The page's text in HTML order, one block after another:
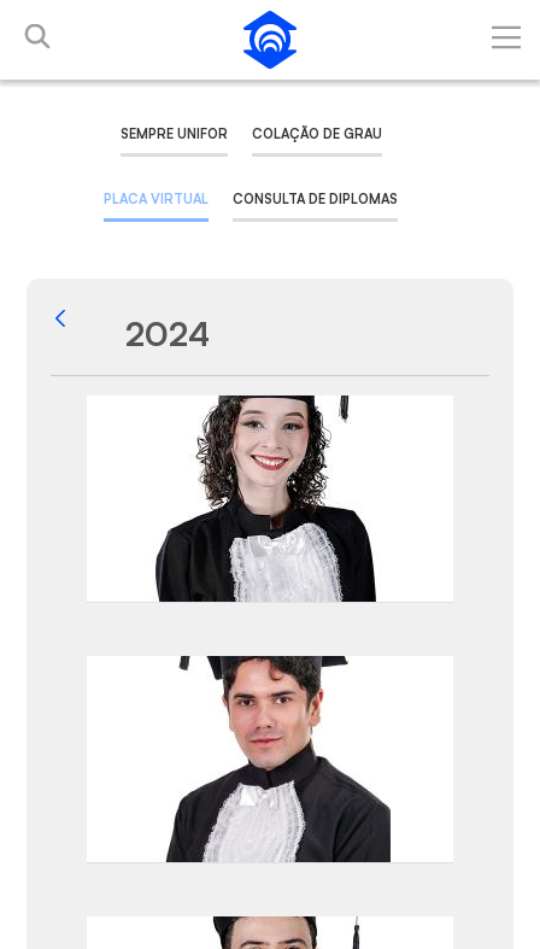
Pular para o Conteúdo principal
SEMPRE UNIFOR COLAÇÃO DE GRAU
PLACA VIRTUAL CONSULTA DE DIPLOMAS
Voltar
2024
Galeria de Mídias